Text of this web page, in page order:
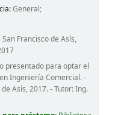
General;
Francisco de Asís,
presentado para optar el
Ingeniería Comercial. -
Asís, 2017. - Tutor: Ing.